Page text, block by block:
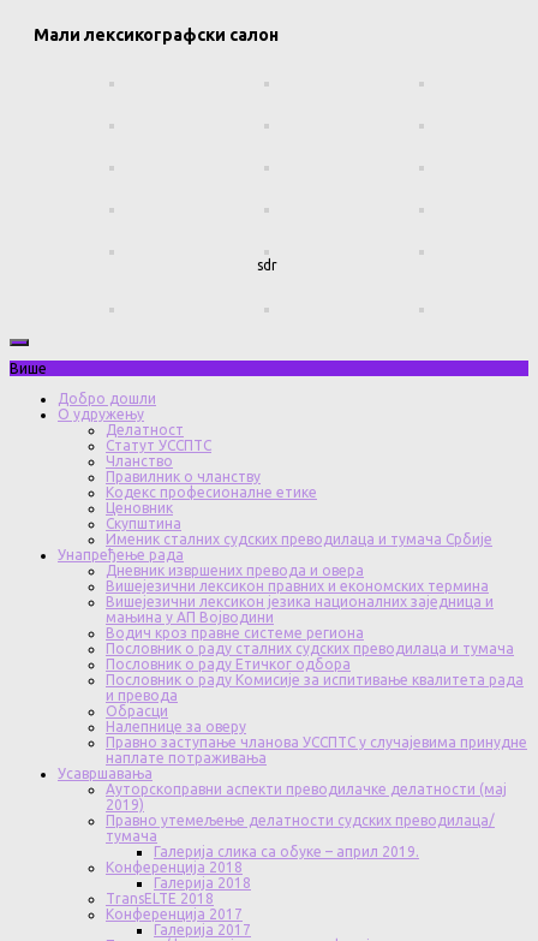
Мали лексикографски салон
sdr
Више
Добро дошли
О удружењу
Делатност
Статут УССПТС
Чланство
Правилник о чланству
Кодекс професионалне етике
Ценовник
Скупштина
Именик сталних судских преводилаца и тумача Србије
Унапређење рада
Дневник извршених превода и овера
Вишејезични лексикон правних и економских термина
Вишејезични лексикон језика националних заједница и
мањина у АП Војводини
Водич кроз правне системе региона
Пословник о раду сталних судских преводилаца и тумача
Пословник о раду Етичког одбора
Пословник о раду Комисије за испитивање квалитета рада
и превода
Обрасци
Налепнице за оверу
Правно заступање чланова УССПТС у случајевима принудне
наплате потраживања
Усавршавања
Ауторскоправни аспекти преводилачке делатности (мај
2019)
Правно утемељење делатности судских преводилаца/
тумача
Галерија слика са обуке – април 2019.
Конференција 2018
Галерија 2018
TransELTE 2018
Конференција 2017
Галерија 2017